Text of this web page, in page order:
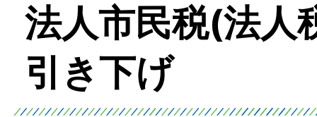
法人市民税(法人
引き下げ